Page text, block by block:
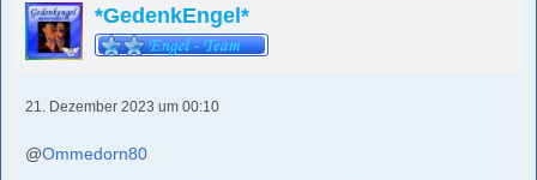
*GedenkEngel*
21. Dezember 2023 um 00:10
@Ommedorn80